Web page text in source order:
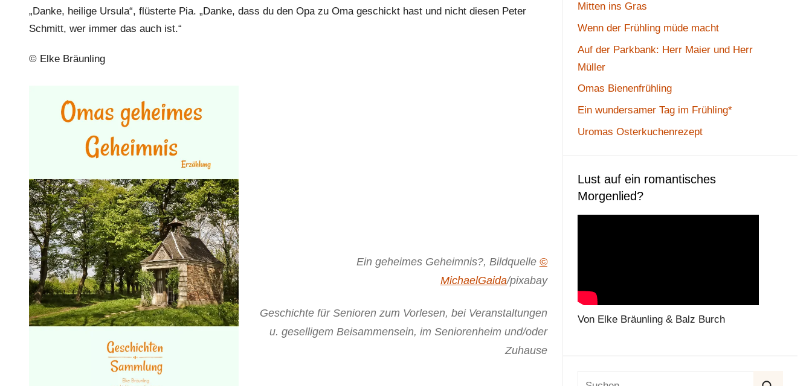
„Danke, heilige Ursula“, flüsterte Pia. „Danke, dass du den Opa zu Oma geschickt hast und nicht diesen Peter
Schmitt, wer immer das auch ist.“
© Elke Bräunling
Ein geheimes Geheimnis?, Bildquelle ©
MichaelGaida/pixabay
Geschichte für Senioren zum Vorlesen, bei Veranstaltungen
u. geselligem Beisammensein, im Seniorenheim und/oder
Zuhause
Mitten ins Gras
Wenn der Frühling müde macht
Auf der Parkbank: Herr Maier und Herr
Müller
Omas Bienenfrühling
Ein wundersamer Tag im Frühling*
Uromas Osterkuchenrezept
Lust auf ein romantisches
Morgenlied?
Von Elke Bräunling & Balz Burch
Suchen